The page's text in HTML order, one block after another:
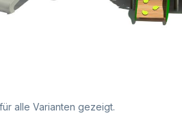
alle Varianten gezeigt.